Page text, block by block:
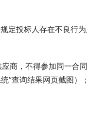
投标人存在不良行
商，不得参加同一合
”查询结果网页截图）；